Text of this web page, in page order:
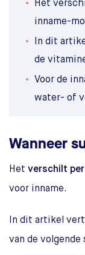
Het
inname-
In dit
de
Voor de
water- of
Wanneer
Het verschilt
voor inname.
In dit artikel
van de volgende